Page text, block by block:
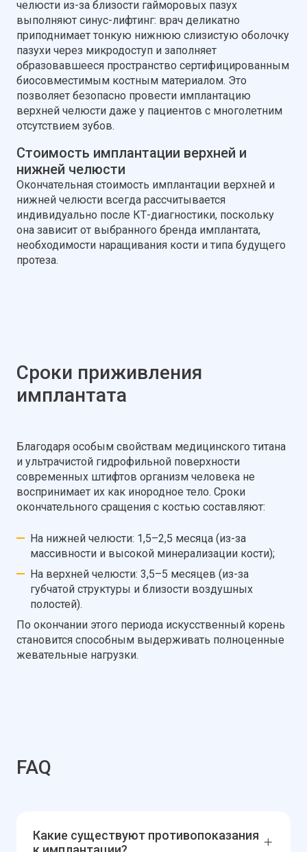
челюсти из-за близости гайморовых пазух
выполняют синус-лифтинг: врач деликатно
приподнимает тонкую нижнюю слизистую оболочку
пазухи через микродоступ и заполняет
образовавшееся пространство сертифицированным
биосовместимым костным материалом. Это
позволяет безопасно провести имплантацию
верхней челюсти даже у пациентов с многолетним
отсутствием зубов.
Стоимость имплантации верхней и
нижней челюсти
Окончательная стоимость имплантации верхней и
нижней челюсти всегда рассчитывается
индивидуально после КТ-диагностики, поскольку
она зависит от выбранного бренда имплантата,
необходимости наращивания кости и типа будущего
протеза.
Сроки приживления
имплантата
Благодаря особым свойствам медицинского титана
и ультрачистой гидрофильной поверхности
современных штифтов организм человека не
воспринимает их как инородное тело. Сроки
окончательного сращения с костью составляют:
На нижней челюсти: 1,5–2,5 месяца (из-за
массивности и высокой минерализации кости);
На верхней челюсти: 3,5–5 месяцев (из-за
губчатой структуры и близости воздушных
полостей).
По окончании этого периода искусственный корень
становится способным выдерживать полноценные
жевательные нагрузки.
FAQ
Какие существуют противопоказания